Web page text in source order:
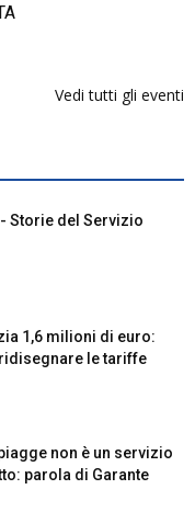
Vedi tutti gli eventi
Storie del Servizio
1,6 milioni di euro:
le tariffe
non è un servizio
parola di Garante